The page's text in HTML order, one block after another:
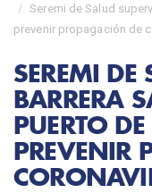
Seremi de Salud
prevenir propagación de
SEREMI DE
BARRERA
PUERTO
PREVENIR